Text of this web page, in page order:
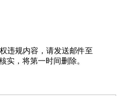
违规内容，请发送邮件至
实，将第一时间删除。